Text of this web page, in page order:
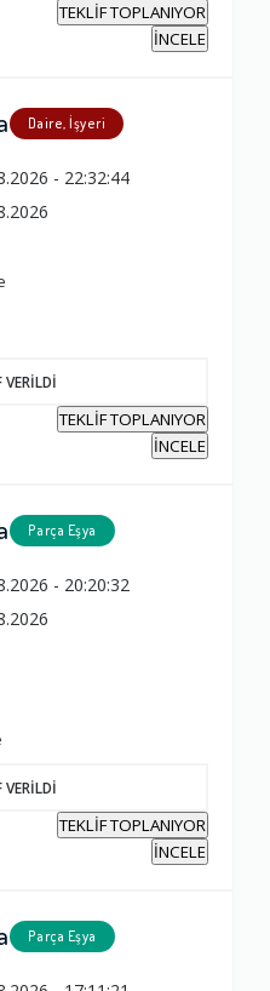
TEKLİF TOPLANIYOR
İNCELE
Daire, İşyeri
- 22:32:44
VERİLDİ
TEKLİF TOPLANIYOR
İNCELE
Parça Eşya
- 20:20:32
VERİLDİ
TEKLİF TOPLANIYOR
İNCELE
Parça Eşya